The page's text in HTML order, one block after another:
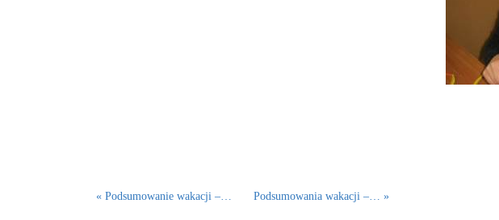
« Podsumowanie wakacji –… Podsumowania wakacji –… »